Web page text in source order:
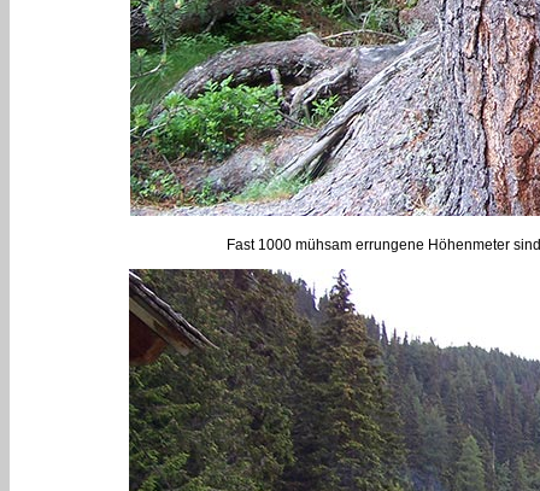
Fast 1000 mühsam errungene Höhenmeter